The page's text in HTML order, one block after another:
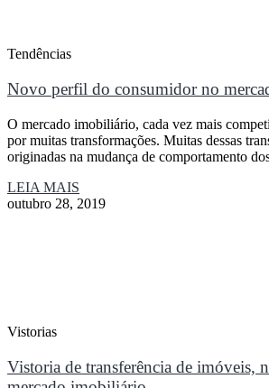
Tendências
Novo perfil do consumidor no
O mercado imobiliário, cada vez mais
por muitas transformações. Muitas dessas
originadas na mudança de comportamento
LEIA MAIS
outubro 28, 2019
Vistorias
Vistoria de transferência de imóveis,